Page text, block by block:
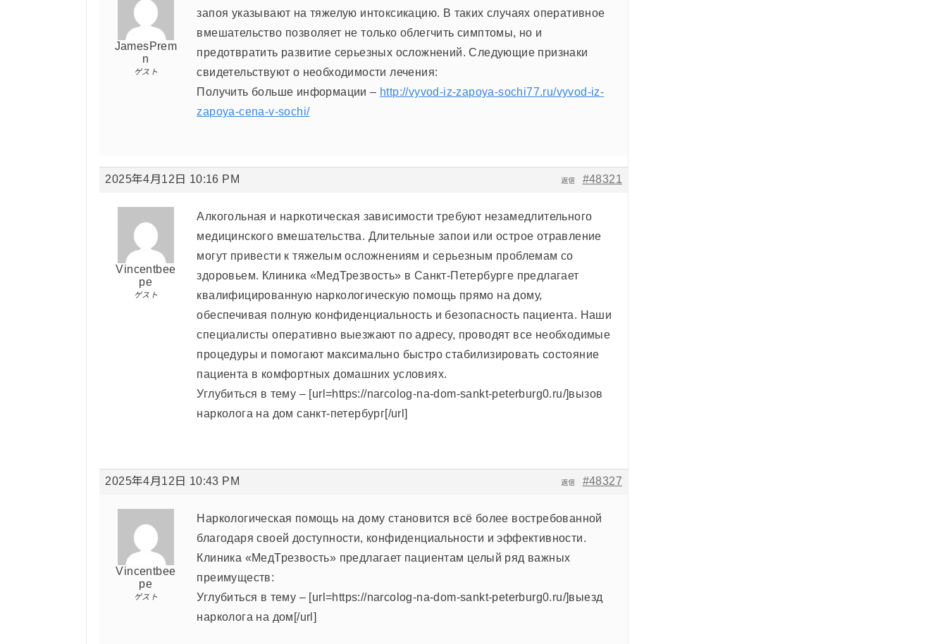
JamesPrem
n
ゲスト
запоя указывают на тяжелую интоксикацию. В таких случаях оперативное
вмешательство позволяет не только облегчить симптомы, но и
предотвратить развитие серьезных осложнений. Следующие признаки
свидетельствуют о необходимости лечения:
Получить больше информации – http://vyvod-iz-zapoya-sochi77.ru/vyvod-iz-
zapoya-cena-v-sochi/
2025年4月12日 10:16 PM #48321
返信
Vincentbee
pe
ゲスト
Алкогольная и наркотическая зависимости требуют незамедлительного
медицинского вмешательства. Длительные запои или острое отравление
могут привести к тяжелым осложнениям и серьезным проблемам со
здоровьем. Клиника «МедТрезвость» в Санкт-Петербурге предлагает
квалифицированную наркологическую помощь прямо на дому,
обеспечивая полную конфиденциальность и безопасность пациента. Наши
специалисты оперативно выезжают по адресу, проводят все необходимые
процедуры и помогают максимально быстро стабилизировать состояние
пациента в комфортных домашних условиях.
Углубиться в тему – [url=https://narcolog-na-dom-sankt-peterburg0.ru/]вызов
нарколога на дом санкт-петербург[/url]
2025年4月12日 10:43 PM #48327
返信
Vincentbee
pe
ゲスト
Наркологическая помощь на дому становится всё более востребованной
благодаря своей доступности, конфиденциальности и эффективности.
Клиника «МедТрезвость» предлагает пациентам целый ряд важных
преимуществ:
Углубиться в тему – [url=https://narcolog-na-dom-sankt-peterburg0.ru/]выезд
нарколога на дом[/url]